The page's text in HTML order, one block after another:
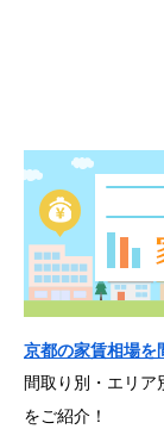
京都の家賃相場を
間取り別・エリア
をご紹介！